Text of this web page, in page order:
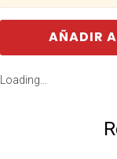
AÑADIR
Loading...